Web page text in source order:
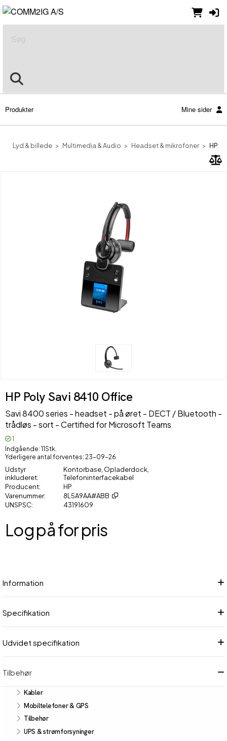
Produkter Mine sider
Lyd & billede Multimedia & Audio Headset & mikrofoner HP
HP Poly Savi 8410 Office
Savi 8400 series - headset - på øret - DECT / Bluetooth -
trådløs - sort - Certified for Microsoft Teams
1
Indgående 11Stk.
Yderligere antal forventes 23-09-26
Udstyr
inkluderet
Kontorbase, Opladerdock,
Telefoninterfacekabel
Producent
HP
Varenummer
8L5A9AA#ABB
UNSPSC
43191609
Log på for pris
Information
Specifikation
Udvidet specifikation
Tilbehør
Kabler
Mobiltelefoner & GPS
Tilbehør
UPS & strømforsyninger